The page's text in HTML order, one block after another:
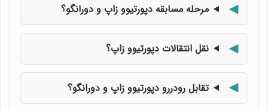
مرحله مسابقه دپورتیوو زاپ و دورانگو؟
نقل انتقالات دپورتیوو زاپ؟
تقابل رودررو دپورتیوو زاپ و دورانگو؟